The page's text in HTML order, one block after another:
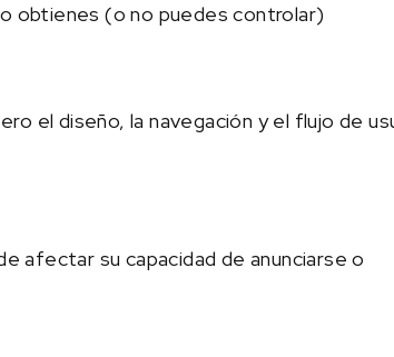
obtienes (o no puedes controlar)
el diseño, la navegación y el flujo de
afectar su capacidad de anunciarse o